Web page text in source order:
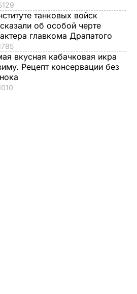
танковых войск
об особой черте
главкома Драпатого
вкусная кабачковая икра
Рецепт консервации без